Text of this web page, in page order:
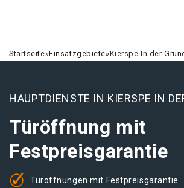
Startseite»Einsatzgebiete»Kierspe In der
HAUPTDIENSTE IN KIERSPE IN
Türöffnung mit
Festpreisgarantie
Türöffnungen mit Festpreisgarantie